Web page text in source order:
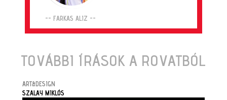
-- FARKAS ALIZ --
TOVÁBBI ÍRÁSOK A ROVATBÓL
ART&DESIGN
SZALAY MIKLÓS